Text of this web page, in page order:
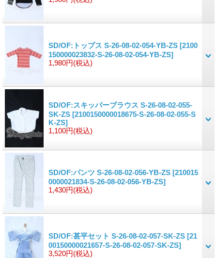
SD/OF:トップス S-26-08-02-054-YB-ZS [2100
150000023832-S-26-08-02-054-YB-ZS]
1,980円(税込)
SD/OF:スキッパーブラウス S-26-08-02-055-
SK-ZS [2100150000018675-S-26-08-02-055-S
K-ZS]
1,100円(税込)
SD/OF:パンツ S-26-08-02-056-YB-ZS [210015
0000021834-S-26-08-02-056-YB-ZS]
1,430円(税込)
SD/OF:甚平セット S-26-08-02-057-SK-ZS [21
00150000021657-S-26-08-02-057-SK-ZS]
3,520円(税込)